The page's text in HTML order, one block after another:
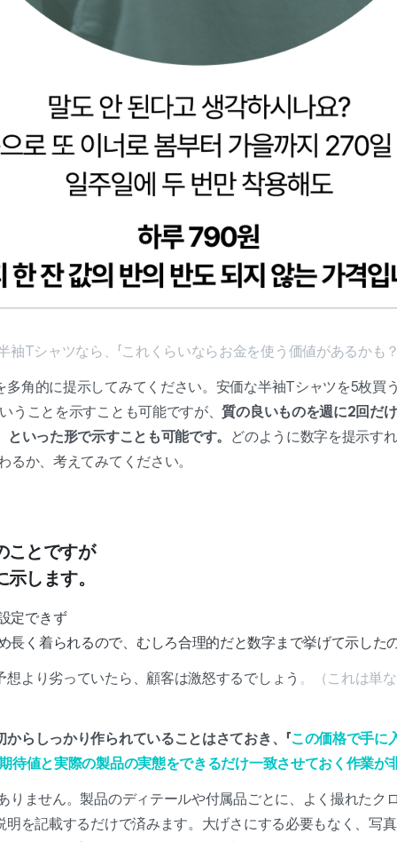
Tシャツなら、「これくらいならお金を使う価値があるかも
多角的に提示してみてください。安価な半袖Tシャツを5枚買
うことを示すことも可能ですが、質の良いものを週に2回だ
いった形で示すことも可能です。 どのように数字を提示す
るか、考えてみてください。
ことですが
します。
定できず
長く着られるので、むしろ合理的だと数字まで挙げて示した
より劣っていたら、顧客は激怒するでしょう 。（これは単
らしっかり作られていることはさておき、「この価格で手に
待値と実際の製品の実態をできるだけ一致させておく作業が
りません。製品のディテールや付属品ごとに、よく撮れたク
明を記載するだけで済みます。大げさにする必要もなく、写